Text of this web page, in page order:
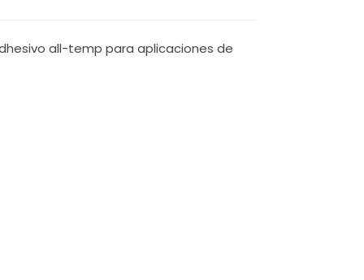
all-temp para aplicaciones de